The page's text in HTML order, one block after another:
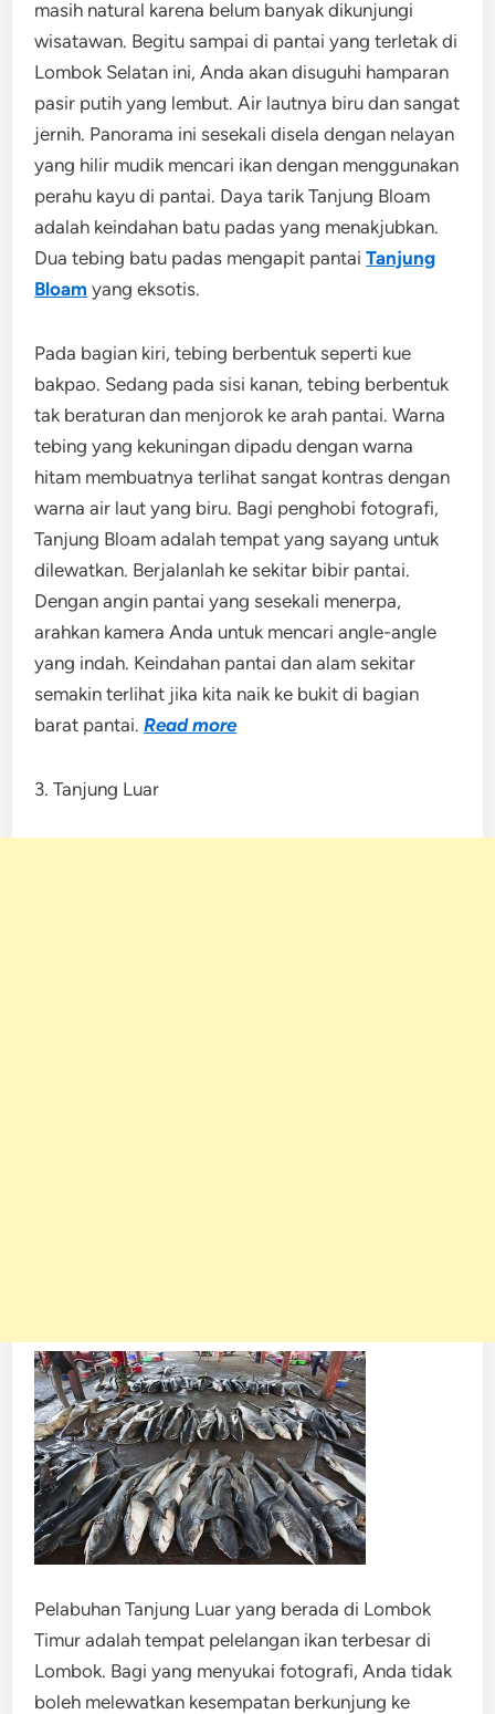
masih natural karena belum banyak dikunjungi
wisatawan. Begitu sampai di pantai yang terletak di
Lombok Selatan ini, Anda akan disuguhi hamparan
pasir putih yang lembut. Air lautnya biru dan sangat
jernih. Panorama ini sesekali disela dengan nelayan
yang hilir mudik mencari ikan dengan menggunakan
perahu kayu di pantai. Daya tarik Tanjung Bloam
adalah keindahan batu padas yang menakjubkan.
Dua tebing batu padas mengapit pantaiTanjung
Bloam yang eksotis.
Pada bagian kiri, tebing berbentuk seperti kue
bakpao. Sedang pada sisi kanan, tebing berbentuk
tak beraturan dan menjorok ke arah pantai. Warna
tebing yang kekuningan dipadu dengan warna
hitam membuatnya terlihat sangat kontras dengan
warna air laut yang biru. Bagi penghobi fotografi,
Tanjung Bloam adalah tempat yang sayang untuk
dilewatkan. Berjalanlah ke sekitar bibir pantai.
Dengan angin pantai yang sesekali menerpa,
arahkan kamera Anda untuk mencari angle-angle
yang indah. Keindahan pantai dan alam sekitar
semakin terlihat jika kita naik ke bukit di bagian
barat pantai.Read more
3. Tanjung Luar
Pelabuhan Tanjung Luar yang berada di Lombok
Timur adalah tempat pelelangan ikan terbesar di
Lombok. Bagi yang menyukai fotografi, Anda tidak
boleh melewatkan kesempatan berkunjung ke